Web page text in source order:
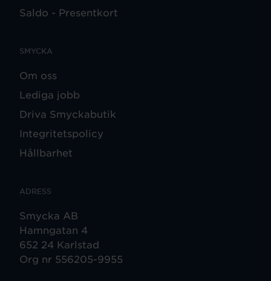
Saldo - Presentkort
SMYCKA
Om oss
Lediga jobb
Driva Smyckabutik
Integritetspolicy
Hållbarhet
ADRESS
Smycka AB
Hamngatan 4
652 24 Karlstad
Org nr 556205-9955